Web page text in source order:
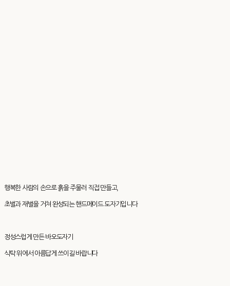
행복한 사람의 손으로 흙을 주물러 직접 만들고,
초벌과 재벌을 거쳐 완성되는 핸드메이드 도자기입니다
정성스럽게 만든 바오도자기
식탁 위에서 아름답게 쓰이길 바랍니다